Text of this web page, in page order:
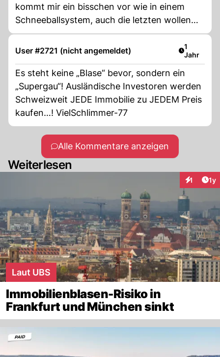
kommt mir ein bisschen vor wie in einem
Schneeballsystem, auch die letzten wollen
unbedingt noch ein paar dumme dazu
bringen, bevors endgültig zu ende geht.
User #2721 (nicht angemeldet) Artikel
1
Jahr
Es steht keine „Blase“ bevor, sondern ein
„Supergau“! Ausländische Investoren werden
Schweizweit JEDE Immobilie zu JEDEM Preis
kaufen…! VielSchlimmer-77
Alle Kommentare anzeigen
Weiterlesen
1 1y
Laut UBS
Immobilienblasen-Risiko in
Frankfurt und München sinkt